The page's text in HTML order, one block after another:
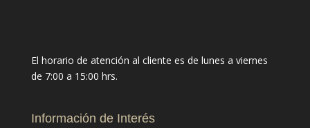
El horario de atención al cliente es de lunes a viernes
de 7:00 a 15:00 hrs.
Información de Interés